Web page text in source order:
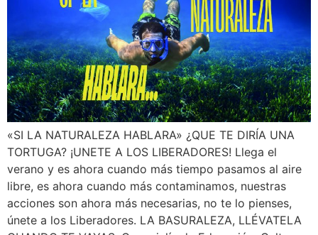
«SI LA NATURALEZA HABLARA» ¿QUE TE DIRÍA UNA
TORTUGA? ¡UNETE A LOS LIBERADORES! Llega el
verano y es ahora cuando más tiempo pasamos al aire
libre, es ahora cuando más contaminamos, nuestras
acciones son ahora más necesarias, no te lo pienses,
únete a los Liberadores. LA BASURALEZA, LLÉVATELA